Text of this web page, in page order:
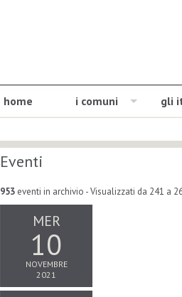
home i comuni gli
Eventi
953 eventi in archivio - Visualizzati da 241 a
MER
10
NOVEMBRE
2021